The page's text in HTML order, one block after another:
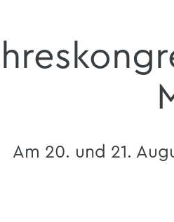
Am 20. und 21.